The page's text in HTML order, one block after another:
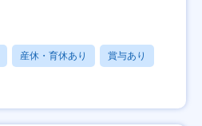
産休・育休あり 賞与あり